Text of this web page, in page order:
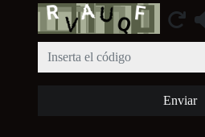
Captcha
Enviar